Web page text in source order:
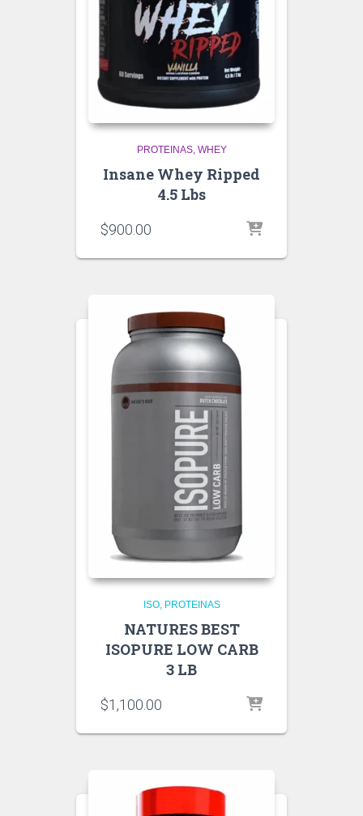
PROTEINAS WHEY
Insane Whey Ripped
4.5 Lbs
$900.00
ISO PROTEINAS
NATURES BEST
ISOPURE LOW CARB
3 LB
$1,100.00